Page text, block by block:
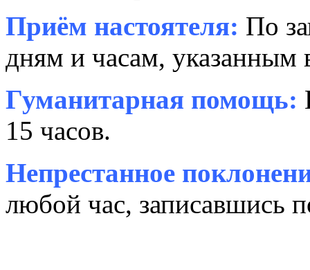
Приём настоятеля: По
дням и часам, указанным
Гуманитарная помощь:
15 часов.
Непрестанное
любой час, записавшись